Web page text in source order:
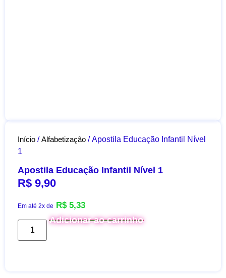
Início /Alfabetização / Apostila Educação Infantil Nível
1
Apostila Educação Infantil Nível 1
R$ 9,90
Em até 2x de R$5,33
Adicionar ao carrinho